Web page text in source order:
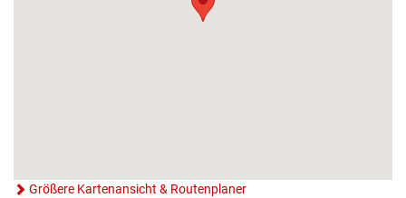
ANSPRECHPARTNER
GESUNDE GEMEINDE
Größere Kartenansicht & Routenplaner